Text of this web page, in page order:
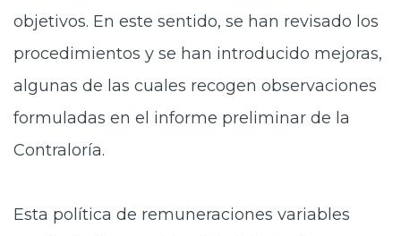
objetivos. En este sentido, se han revisado los
procedimientos y se han introducido mejoras,
algunas de las cuales recogen observaciones
formuladas en el informe preliminar de la
Contraloría.
Esta política de remuneraciones variables